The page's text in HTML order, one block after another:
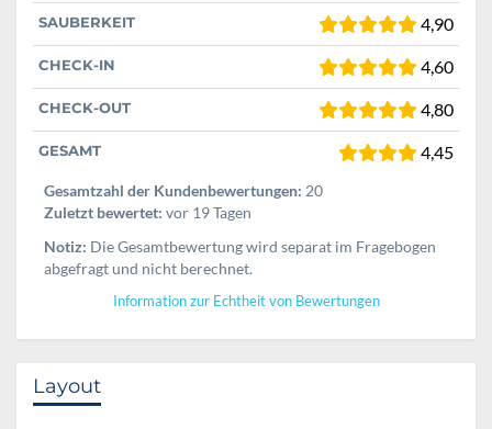
SAUBERKEIT 4,90
CHECK-IN 4,60
CHECK-OUT 4,80
GESAMT 4,45
Gesamtzahl der Kundenbewertungen: 20
Zuletzt bewertet: vor 19 Tagen
Notiz: Die Gesamtbewertung wird separat im Fragebogen
abgefragt und nicht berechnet.
Information zur Echtheit von Bewertungen
Layout